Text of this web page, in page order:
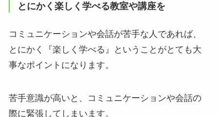
とにかく楽しく学べる教室や講座を
コミュニケーションや会話が苦手な人であれば、
とにかく『楽しく学べる』ということがとても大
事なポイントになります。
苦手意識が高いと、コミュニケーションや会話の
際に緊張してしまいます。